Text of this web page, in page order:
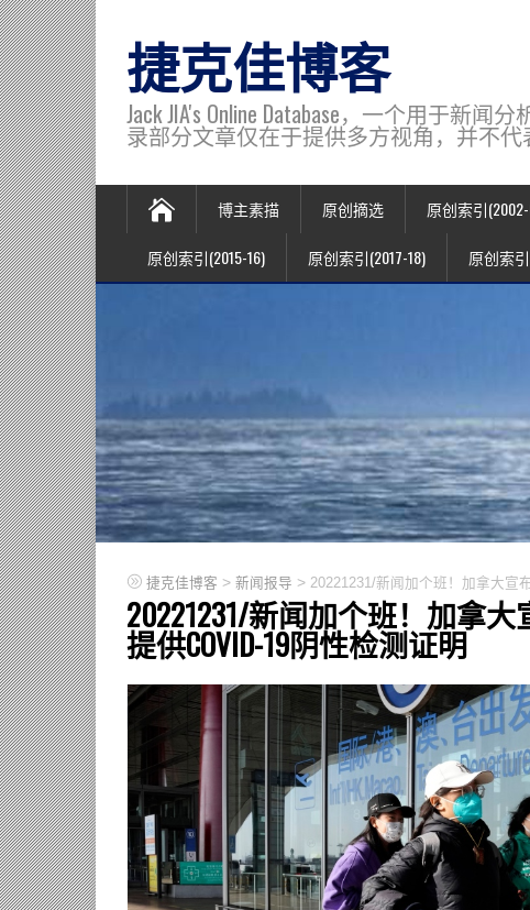
捷克佳博客
Jack JIA's Online Database，一个用于新
录部分文章仅在于提供多方视角，并不代
博主素描 原创摘选 原创索引
原创索引(2015-16) 原创索引(2017-18) 原创索
捷克佳博客 > 新闻报导 > 20221231/新闻加个班！加拿大宣
20221231/新闻加个班！加拿
提供COVID-19阴性检测证明